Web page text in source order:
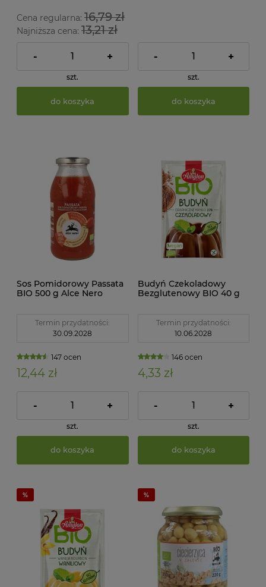
Cena regularna: 16,79 zł
Najniższa cena: 13,21 zł
- +
szt.
do koszyka
- +
szt.
do koszyka
Sos Pomidorowy Passata
BIO 500 g Alce Nero
Termin przydatności:
30.09.2028
147 ocen
12,44 zł
- +
szt.
do koszyka
Budyń Czekoladowy
Bezglutenowy BIO 40 g
Termin przydatności:
10.06.2028
146 ocen
4,33 zł
- +
szt.
do koszyka